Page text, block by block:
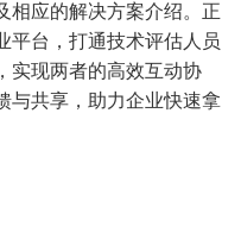
相应的解决方案介绍。正
平台，打通技术评估人员
实现两者的高效互动协
与共享，助力企业快速拿